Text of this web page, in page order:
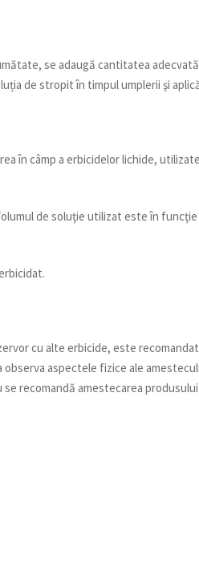
se adaugă cantitatea
de stropit în timpul umplerii şi
în câmp a erbicidelor lichide,
de soluţie utilizat este în
cu alte erbicide, este
aspectele fizice ale
recomandă amestecarea